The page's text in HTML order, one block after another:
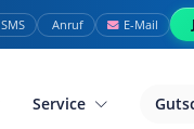
SMS Anruf E-Mail
Service